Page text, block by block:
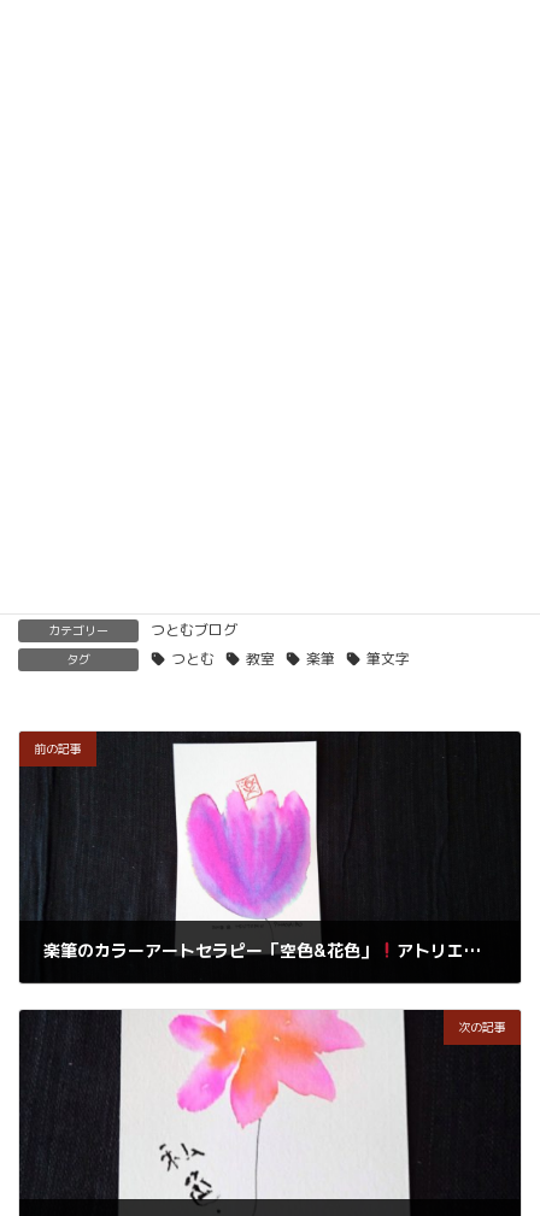
カテゴリー つとむブログ
タグ つとむ 教室 楽筆 筆文字
前の記事
楽筆のカラーアートセラピー「空色&花色」 アトリエにて楽筆初めてさんに描き方教えます
次の記事